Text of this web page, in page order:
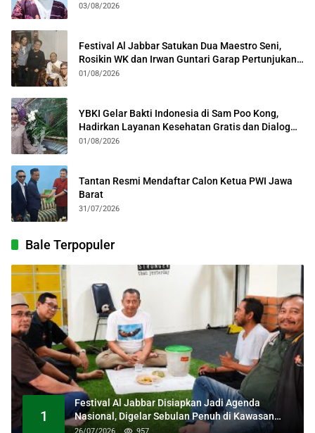
03/08/2026
Festival Al Jabbar Satukan Dua Maestro Seni,
Rosikin WK dan Irwan Guntari Garap Pertunjukan
Kolosal
01/08/2026
YBKI Gelar Bakti Indonesia di Sam Poo Kong,
Hadirkan Layanan Kesehatan Gratis dan Dialog
Kebangsaan
01/08/2026
Tantan Resmi Mendaftar Calon Ketua PWI Jawa
Barat
31/07/2026
Bale Terpopuler
1
Festival Al Jabbar Disiapkan Jadi Agenda
Nasional, Digelar Sebulan Penuh di Kawasan
Masjid Raya Al Jabbar